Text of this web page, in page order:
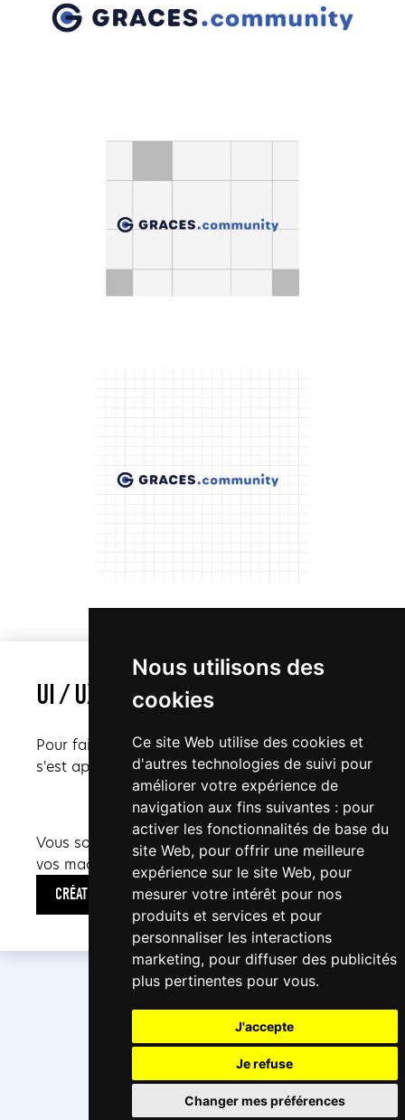
Nous utilisons des
cookies
Ce site Web utilise des cookies et
d'autres technologies de suivi pour
améliorer votre expérience de
navigation aux fins suivantes : pour
activer les fonctionnalités de base du
site Web, pour offrir une meilleure
expérience sur le site Web, pour
mesurer votre intérêt pour nos
produits et services et pour
personnaliser les interactions
marketing, pour diffuser des publicités
plus pertinentes pour vous.
J'accepte
Je refuse
Changer mes préférences
UI / UX
Pour faire son choix de design final, notre client
s'est appuyé sur différentes maquettes UI-UX.
Vous souhaitez en savoir plus sur la création de
vos maquettes et prototype ?
CRÉATION DE MAQUETTE UI/UX